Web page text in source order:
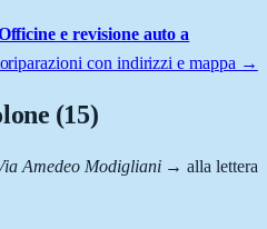
e revisione auto a
con indirizzi e mappa →
(15)
Amedeo Modigliani→ alla lettera